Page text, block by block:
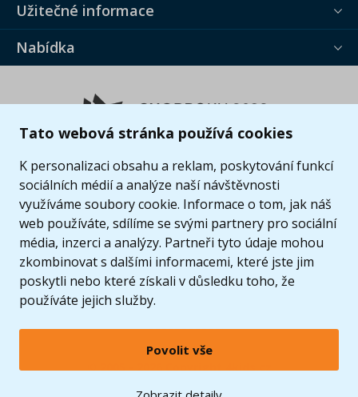
Tato webová stránka používá cookies
K personalizaci obsahu a reklam, poskytování funkcí
sociálních médií a analýze naší návštěvnosti
využíváme soubory cookie. Informace o tom, jak náš
web používáte, sdílíme se svými partnery pro sociální
média, inzerci a analýzy. Partneři tyto údaje mohou
zkombinovat s dalšími informacemi, které jste jim
poskytli nebo které získali v důsledku toho, že
používáte jejich služby.
Povolit vše
Užitečné informace
Nabídka
© 2005 - 2026 Copyright 4kids.cz
LEGO, logo LEGO a minifigurka jsou ochrannými známkami společnosti LEGO Group. ©